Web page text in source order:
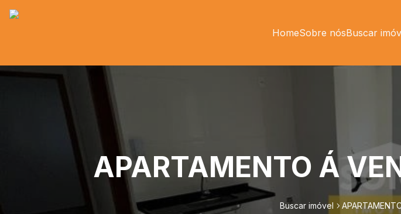
HomeSobre nósBuscar
APARTAMENTO Á
Buscar imóvel